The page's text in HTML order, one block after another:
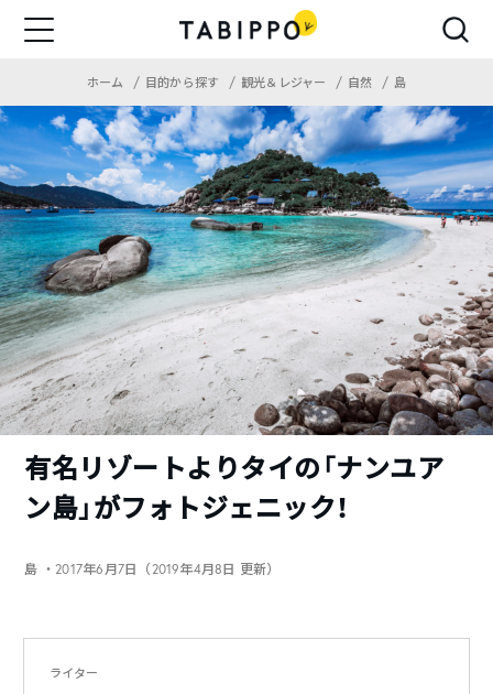
ホーム 目的から探す 観光＆レジャー 自然 島
有名リゾートよりタイの「ナンユア
ン島」がフォトジェニック！
島 ・2017年6月7日（2019年4月8日 更新）
ライター